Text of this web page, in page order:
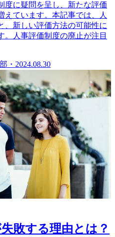
度に疑問を呈し、新たな評価
えています。本記事では、人
、新しい評価方法の可能性に
。人事評価制度の廃止が注目
・ 2024.08.30
敗する理由とは？